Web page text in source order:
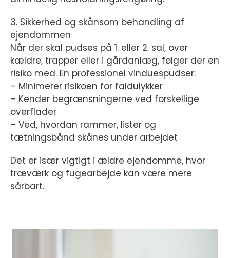
3. Sikkerhed og skånsom behandling af
ejendommen
Når der skal pudses på 1. eller 2. sal, over
kældre, trapper eller i gårdanlæg, følger der en
risiko med. En professionel vinduespudser:
– Minimerer risikoen for faldulykker
– Kender begrænsningerne ved forskellige
overflader
– Ved, hvordan rammer, lister og
tætningsbånd skånes under arbejdet
Det er især vigtigt i ældre ejendomme, hvor
træværk og fugearbejde kan være mere
sårbart.